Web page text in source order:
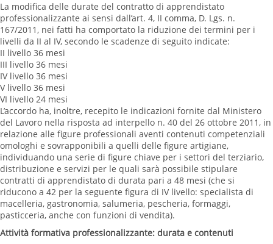
La modifica delle durate del contratto di apprendistato
professionalizzante ai sensi dall’art. 4, II comma, D. Lgs. n.
167/2011, nei fatti ha comportato la riduzione dei termini per i
livelli da II al IV, secondo le scadenze di seguito indicate:
II livello 36 mesi
III livello 36 mesi
IV livello 36 mesi
V livello 36 mesi
VI livello 24 mesi
L’accordo ha, inoltre, recepito le indicazioni fornite dal Ministero
del Lavoro nella risposta ad interpello n. 40 del 26 ottobre 2011, in
relazione alle figure professionali aventi contenuti competenziali
omologhi e sovrapponibili a quelli delle figure artigiane,
individuando una serie di figure chiave per i settori del terziario,
distribuzione e servizi per le quali sarà possibile stipulare
contratti di apprendistato di durata pari a 48 mesi (che si
riducono a 42 per la seguente figura di IV livello: specialista di
macelleria, gastronomia, salumeria, pescheria, formaggi,
pasticceria, anche con funzioni di vendita).
Attività formativa professionalizzante: durata e contenuti